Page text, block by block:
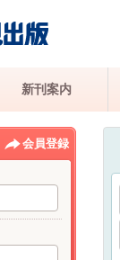
新刊案内
会員登録